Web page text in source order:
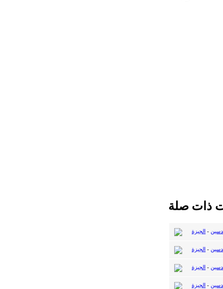
ذات صلة
- الجيزة
- الجيزة
- الجيزة
- الجيزة